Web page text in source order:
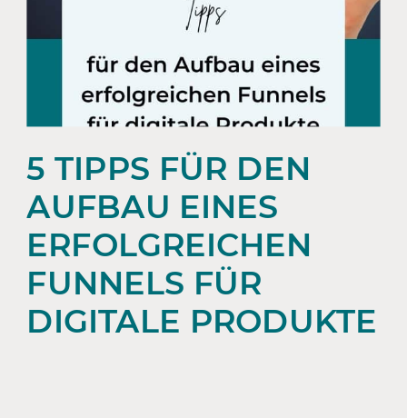
5 TIPPS FÜR DEN
AUFBAU EINES
ERFOLGREICHEN
FUNNELS FÜR
DIGITALE PRODUKTE